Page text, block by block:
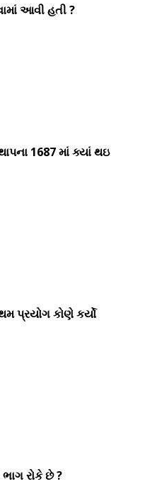
આવી હતી ?
1687 માં ક્યાં થઇ
પ્રયોગ કોણે કર્યો
રોકે છે ?